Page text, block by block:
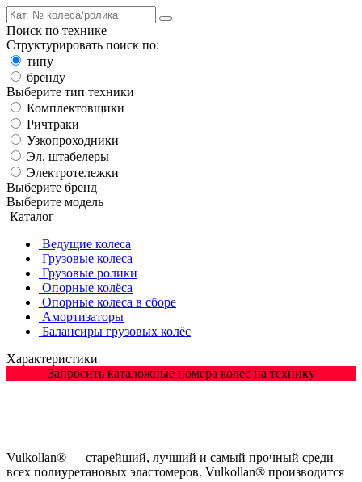
Поиск по технике
Структурировать поиск по:
типу
бренду
Выберите тип техники
Комплектовщики
Ричтраки
Узкопроходники
Эл. штабелеры
Электротележки
Выберите бренд
Выберите модель
Каталог
Ведущие колеса
Грузовые колеса
Грузовые ролики
Опорные колёса
Опорные колеса в сборе
Амортизаторы
Балансиры грузовых колёс
Характеристики
Запросить каталожные номера колес на технику
Vulkollan® — старейший, лучший и самый прочный среди
всех полиуретановых эластомеров. Vulkollan® производится